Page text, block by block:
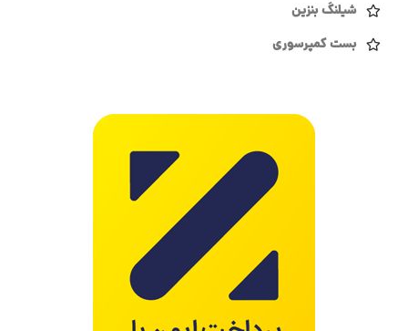
شیلنگ بنزین
بست کمپرسوری